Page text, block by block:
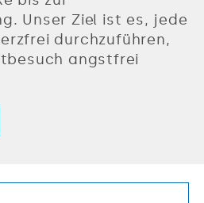
Unser Ziel ist es, jede
durchzuführen,
angstfrei